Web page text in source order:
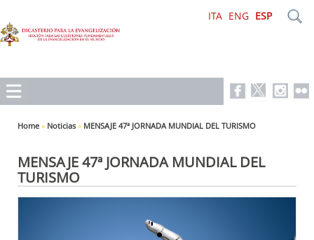
ITA ENG ESP
Home » Noticias » MENSAJE 47ª JORNADA MUNDIAL DEL TURISMO
MENSAJE 47ª JORNADA MUNDIAL DEL
TURISMO